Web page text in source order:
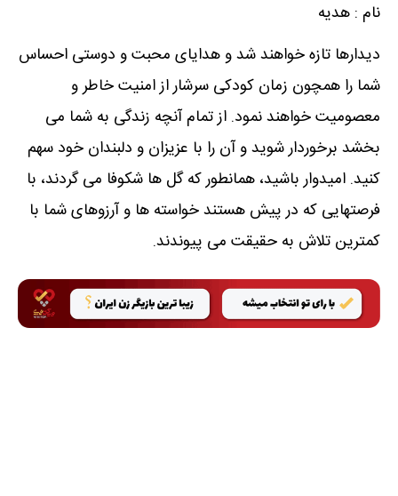
نام : هدیه
دیدارها تازه خواهند شد و هدایای محبت و دوستی احساس
شما را همچون زمان کودکی سرشار از امنیت خاطر و
معصومیت خواهند نمود. از تمام آنچه زندگی به شما می
بخشد برخوردار شوید و آن را با عزیزان و دلبندان خود سهم
کنید. امیدوار باشید، همانطور که گل ها شکوفا می گردند، با
فرصتهایی که در پیش هستند خواسته ها و آرزوهای شما با
کمترین تلاش به حقیقت می پیوندند.